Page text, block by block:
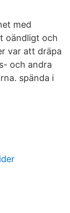
med
oändligt och
var att dräpa
och andra
spända i